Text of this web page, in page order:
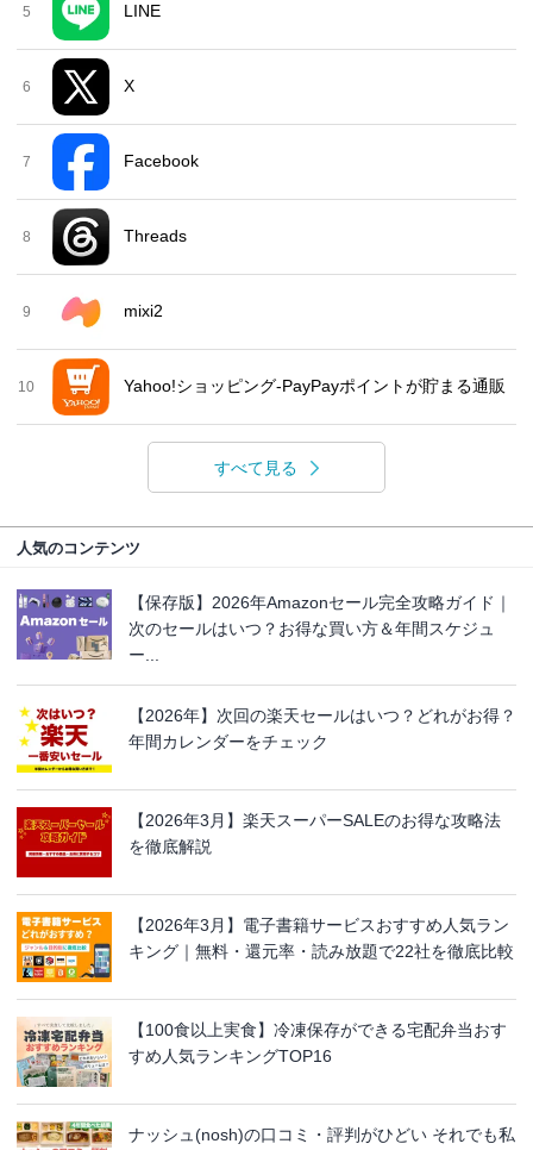
5 LINE
6 X
7 Facebook
8 Threads
9 mixi2
10 Yahoo!ショッピング-PayPayポイントが貯まる通販
すべて見る
人気のコンテンツ
【保存版】2026年Amazonセール完全攻略ガイド｜
次のセールはいつ？お得な買い方＆年間スケジュ
ー...
【2026年】次回の楽天セールはいつ？どれがお得？
年間カレンダーをチェック
【2026年3月】楽天スーパーSALEのお得な攻略法
を徹底解説
【2026年3月】電子書籍サービスおすすめ人気ラン
キング｜無料・還元率・読み放題で22社を徹底比較
【100食以上実食】冷凍保存ができる宅配弁当おす
すめ人気ランキングTOP16
ナッシュ(nosh)の口コミ・評判がひどい それでも私